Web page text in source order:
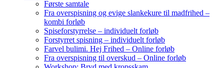
Første samtale
Fra overspisning og evige slankekure til madfrihed –
kombi forløb
Spiseforstyrrelse – individuelt forløb
Forstyrret spisning – individuelt forløb
Farvel bulimi. Hej Frihed – Online forløb
Fra overspisning til overskud – Online forløb